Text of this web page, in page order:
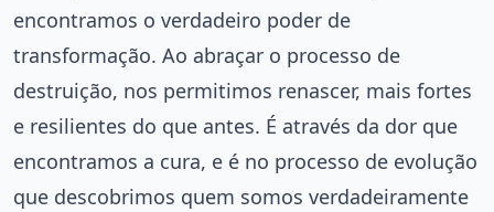
encontramos o verdadeiro poder de
transformação. Ao abraçar o processo de
destruição, nos permitimos renascer, mais fortes
e resilientes do que antes. É através da dor que
encontramos a cura, e é no processo de evolução
que descobrimos quem somos verdadeiramente